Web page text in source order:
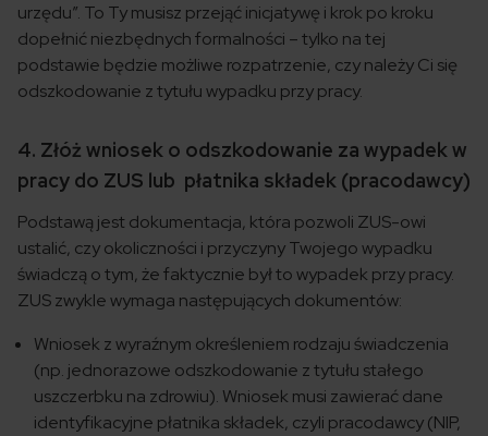
urzędu”. To Ty musisz przejąć inicjatywę i krok po kroku
dopełnić niezbędnych formalności – tylko na tej
podstawie będzie możliwe rozpatrzenie, czy należy Ci się
odszkodowanie z tytułu wypadku przy pracy.
4. Złóż wniosek o odszkodowanie za wypadek w
pracy do ZUS lub płatnika składek (pracodawcy)
Podstawą jest dokumentacja, która pozwoli ZUS-owi
ustalić, czy okoliczności i przyczyny Twojego wypadku
świadczą o tym, że faktycznie był to wypadek przy pracy.
ZUS zwykle wymaga następujących dokumentów:
Wniosek z wyraźnym określeniem rodzaju świadczenia
(np. jednorazowe odszkodowanie z tytułu stałego
uszczerbku na zdrowiu). Wniosek musi zawierać dane
identyfikacyjne płatnika składek, czyli pracodawcy (NIP,